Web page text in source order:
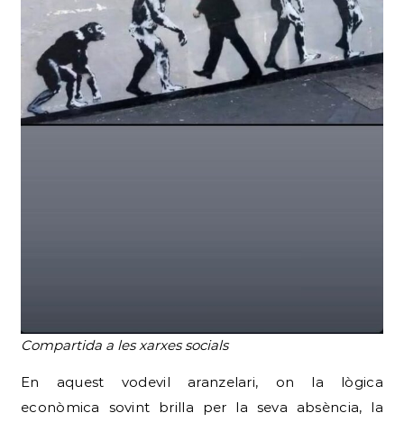
Compartida a les xarxes socials
En aquest vodevil aranzelari, on la lògica
econòmica sovint brilla per la seva absència, la